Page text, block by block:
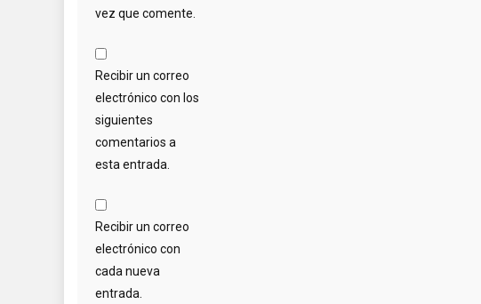
vez que comente.
Recibir un correo
electrónico con los
siguientes
comentarios a
esta entrada.
Recibir un correo
electrónico con
cada nueva
entrada.